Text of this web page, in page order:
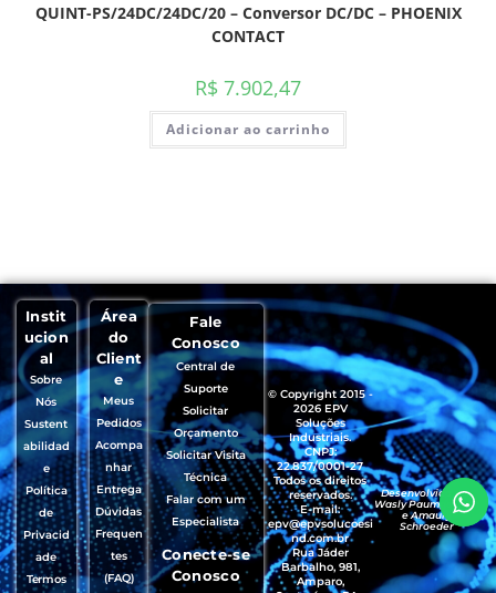
QUINT-PS/24DC/24DC/20 – Conversor DC/DC – PHOENIX
CONTACT
R$ 7.902,47
Adicionar ao carrinho
Instit
ucion
al
Sobre
Nós
Sustent
abilidad
e
Política
de
Privacid
ade
Termos
Área
do
Client
e
Meus
Pedidos
Acompa
nhar
Entrega
Dúvidas
Frequen
tes
(FAQ)
Fale
Conosco
Central de
Suporte
Solicitar
Orçamento
Solicitar Visita
Técnica
Falar com um
Especialista
Conecte-se
Conosco
© Copyright 2015 -
2026 EPV
Soluções
Industriais.
CNPJ:
22.837/0001-27
Todos os direitos
reservados.
E-mail:
epv@epvsolucoesi
nd.com.br
Rua Jáder
Barbalho, 981,
Amparo,
Desenvolvido por
Wasly Paumgartten
e Amaury
Schroeder